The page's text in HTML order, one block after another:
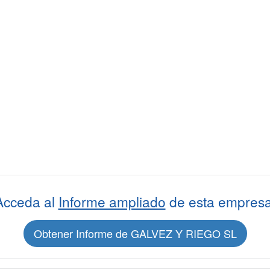
al Informe ampliado de esta
Obtener Informe de GALVEZ Y RIEGO SL